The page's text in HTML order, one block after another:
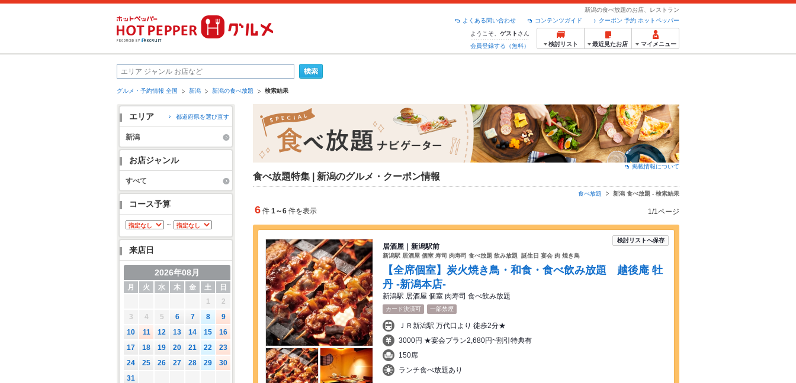
新潟の食べ放題のお店、レストラン
クーポン 予約 ホットペッパー
コンテンツガイド
よくある問い合わせ
ようこそ、 ゲスト さん
会員登録する（無料）
検討リスト 最近見たお店 マイメニュー
グルメ・予約情報 全国 新潟 新潟の食べ放題 検索結果
エリア 都道府県を選び直す
新潟
お店ジャンル
すべて
コース予算
～
来店日
2026年08月
月 火 水 木 金 土
日
1
2
3
4 5 6 7 8
9
10
11 12 13 14 15
16
17
18 19 20 21 22
23
24
25 26 27 28 29
30
31
掲載情報について
食べ放題特集 | 新潟のグルメ・クーポン情報
食べ放題 新潟 食べ放題 - 検索結果
6 件 1～6 件を表示 1/1ページ
検討リストへ保存
居酒屋｜新潟駅前
新潟駅 居酒屋 個室 寿司 肉寿司 食べ放題 飲み放題 誕生日 宴会 肉 焼き鳥
【全席個室】炭火焼き鳥・和食・食べ飲み放題 越後庵 牡
丹 -新潟本店-
新潟駅 居酒屋 個室 肉寿司 食べ飲み放題
カード決済可 一部禁煙
ＪＲ新潟駅 万代口より 徒歩2分★
3000円 ★宴会プラン2,680円~割引特典有
150席
ランチ食べ放題あり